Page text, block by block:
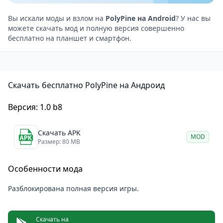
падает снег, влияя на доступные действия.
Разработчики из IndieArk добавили элементы
исследования — тропинки ведут к скрытым полянам
с редкими растениями. Управление
Особенности
уникален, полон сюрпризов.
Смена сезонов: влияет на ресурсы и события,
добавляя глубину.
действия, иногда помогают.
Свободное строительство: сотни предметов для
Пиксель-арт выделяет PolyPine среди современных
Вы искали моды и взлом на PolyPine на Android? У нас вы
можете скачать мод и полную версия совершенно
бесплатно на планшет и смартфон.
Скачать бесплатно PolyPine на Андроид
Версия: 1.0 b8
Скачать APK
Размер: 80 MB
MOD
Особенности мода
Разблокирована полная версия игры.
Скачать на